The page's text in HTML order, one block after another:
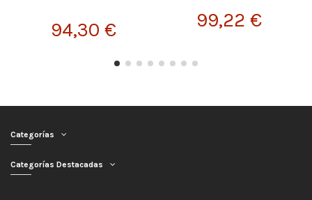
94,30 € 99,22 €
Categorías
Categorías Destacadas